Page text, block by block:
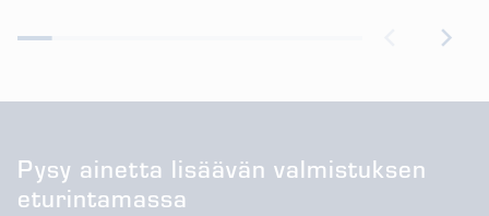
Pysy ainetta lisäävän valmistuksen
eturintamassa